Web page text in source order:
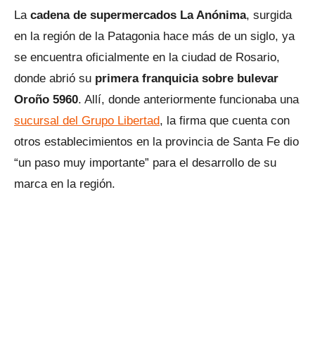
La cadena de supermercados La Anónima, surgida
en la región de la Patagonia hace más de un siglo, ya
se encuentra oficialmente en la ciudad de Rosario,
donde abrió su primera franquicia sobre bulevar
Oroño 5960. Allí, donde anteriormente funcionaba una
sucursal del Grupo Libertad, la firma que cuenta con
otros establecimientos en la provincia de Santa Fe dio
“un paso muy importante” para el desarrollo de su
marca en la región.